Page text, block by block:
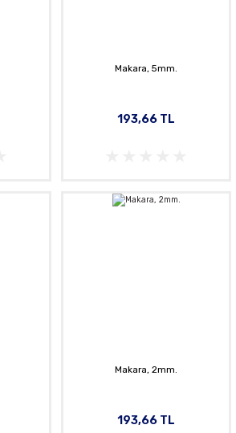
Makara, 5mm.
193,66 TL
Makara, 2mm.
193,66 TL